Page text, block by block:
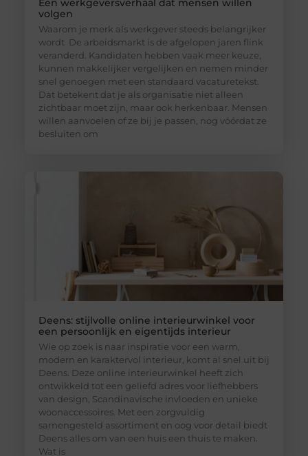
Een werkgeversverhaal dat mensen willen
volgen
Waarom je merk als werkgever steeds belangrijker
wordt De arbeidsmarkt is de afgelopen jaren flink
veranderd. Kandidaten hebben vaak meer keuze,
kunnen makkelijker vergelijken en nemen minder
snel genoegen met een standaard vacaturetekst.
Dat betekent dat je als organisatie niet alleen
zichtbaar moet zijn, maar ook herkenbaar. Mensen
willen aanvoelen of ze bij je passen, nog vóórdat ze
besluiten om
Deens: stijlvolle online interieurwinkel voor
een persoonlijk en eigentijds interieur
Wie op zoek is naar inspiratie voor een warm,
modern en karaktervol interieur, komt al snel uit bij
Deens. Deze online interieurwinkel heeft zich
ontwikkeld tot een geliefd adres voor liefhebbers
van design, Scandinavische invloeden en unieke
woonaccessoires. Met een zorgvuldig
samengesteld assortiment en oog voor detail biedt
Deens alles om van een huis een thuis te maken.
Wat is